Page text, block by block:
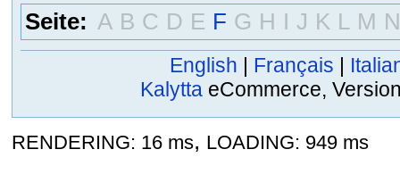
Seite: A B C D E F G H I J K L M N
English | Français |
Kalytta eCommerce,
RENDERING: 16 ms, LOADING: 949 ms